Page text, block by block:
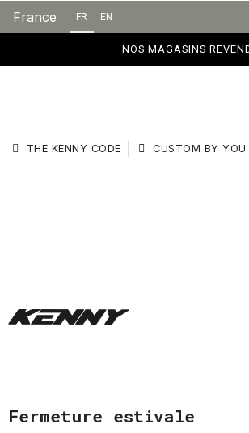
France FR EN
NOS MAGASINS
THE KENNY CODE CUSTOM BY YOU
Fermeture estivale